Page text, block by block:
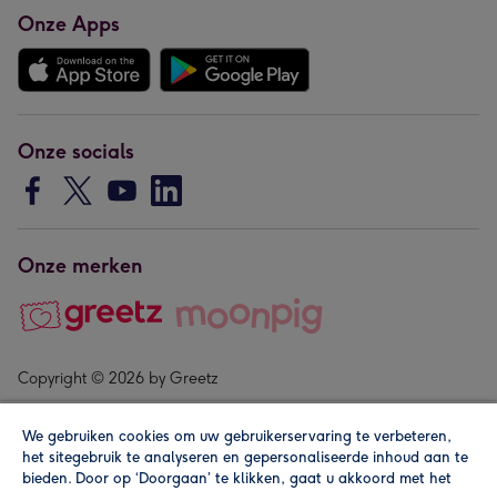
Onze Apps
Onze socials
Onze merken
Copyright © 2026 by Greetz
We gebruiken cookies om uw gebruikerservaring te verbeteren,
het sitegebruik te analyseren en gepersonaliseerde inhoud aan te
bieden. Door op ‘Doorgaan’ te klikken, gaat u akkoord met het